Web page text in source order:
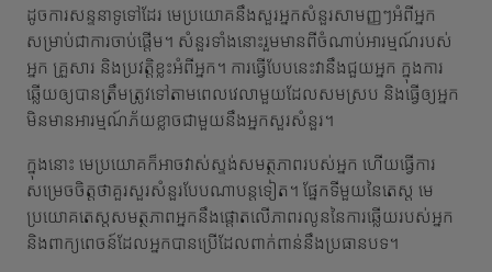
ដូចការសន្ទនាទូទៅដែរ មេប្រយោគនឹងសួរអ្នកសំនួរសាមញ្ញៗអំពីអ្នក
សម្រាប់ជាការចាប់ផ្តើម។ សំនួរទាំងនោះរួមមានពីចំណាប់អារម្មណ៍របស់
អ្នក គ្រួសារ និងប្រវត្តិខ្លះអំពីអ្នក។ ការធ្វើបែបនេះវានឹងជួយអ្នក ក្នុងការ
ឆ្លើយឲ្យបានត្រឹមត្រូវទៅតាមពេលវេលាមួយដែលសមស្រប និងធ្វើឲ្យអ្នក
មិនមានអារម្មណ៍ភ័យខ្លាចជាមួយនឹងអ្នកសួរសំនួរ។
ក្នុងនោះ មេប្រយោគក៏អាចវាស់ស្ទង់សមត្ថភាពរបស់អ្នក ហើយធ្វើការ
សម្រេចចិត្តថាគួរសួរសំនួរបែបណាបន្តទៀត។ ផ្នែកទីមួយនៃតេស្ត មេ
ប្រយោគតេស្តសមត្ថភាពអ្នកនឹងផ្តោតលើភាពរលូននៃការឆ្លើយរបស់អ្នក
និងពាក្យពេចន៍ដែលអ្នកបានប្រើដែលពាក់ពាន់នឹងប្រធានបទ។